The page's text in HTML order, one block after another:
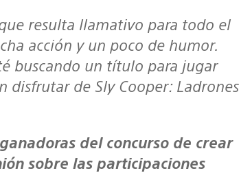
acción y un poco de humor.
buscando un título para jugar
de Sly Cooper: Ladrones
sobre las participaciones